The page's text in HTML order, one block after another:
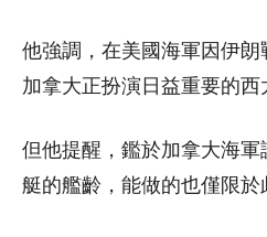
他強調，在美國海軍因伊朗
加拿大正扮演日益重要的西
但他提醒，鑑於加拿大海
艇的艦齡，能做的也僅限於